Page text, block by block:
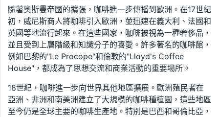
隨著奧斯曼帝國的擴張，咖啡進一步傳播到歐洲。在17世紀
初，威尼斯商人將咖啡引入歐洲，並迅速在義大利、法國和
英國等地流行起來。在這些國家，咖啡被視為一種奢侈品，
並且受到上層階級和知識分子的喜愛。許多著名的咖啡館，
例如巴黎的"Le Procope"和倫敦的"Lloyd's Coffee
House"，都成為了思想交流和商業活動的重要場所。
18世紀，咖啡進一步向世界其他地區擴展。歐洲殖民者在
亞洲、非洲和南美洲建立了大規模的咖啡種植園，這些地區
至今仍是全球主要的咖啡生產地。特別是巴西和哥倫比亞，